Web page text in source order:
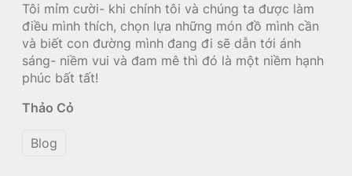
Tôi mỉm cười- khi chính tôi và chúng ta được làm
điều mình thích, chọn lựa những món đồ mình cần
và biết con đường mình đang đi sẽ dẫn tới ánh
sáng- niềm vui và đam mê thì đó là một niềm hạnh
phúc bất tất!
Thảo Cỏ
Blog